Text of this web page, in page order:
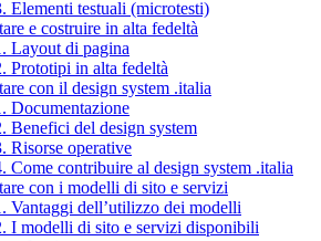
Elementi testuali (microtesti)
e costruire in alta fedeltà
Layout di pagina
Prototipi in alta fedeltà
con il design system .italia
Documentazione
Benefici del design system
Risorse operative
Come contribuire al design system .italia
con i modelli di sito e servizi
Vantaggi dell’utilizzo dei modelli
I modelli di sito e servizi disponibili